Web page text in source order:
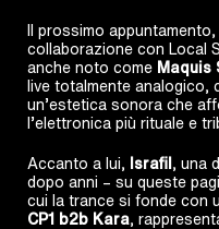
Il prossimo
collaborazione con Local
anche noto come Maquis
live totalmente analogico,
un’estetica sonora che
l’elettronica più rituale e
Accanto a lui, Israfil , una
dopo anni – su queste
cui la trance si fonde con
CP1 b2b Kara,